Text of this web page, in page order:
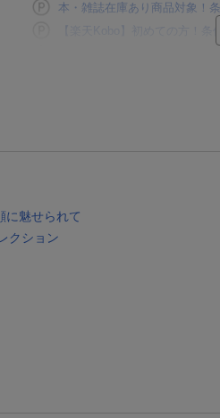
本・雑誌在庫あり商品対象！
【楽天Kobo】初めての方！条
に魅せられて
クション